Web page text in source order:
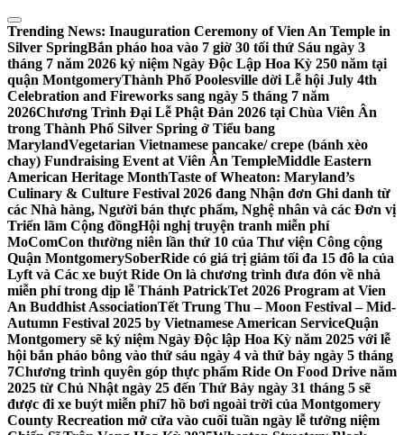
Skip
to
content
Trending News: Inauguration Ceremony of Vien An Temple in
Silver SpringBắn pháo hoa vào 7 giờ 30 tối thứ Sáu ngày 3
tháng 7 năm 2026 kỷ niệm Ngày Độc Lập Hoa Kỳ 250 năm tại
quận MontgomeryThành Phố Poolesville dời Lễ hội July 4th
Celebration and Fireworks sang ngày 5 tháng 7 năm
2026Chương Trình Đại Lễ Phật Đản 2026 tại Chùa Viên Ân
trong Thành Phố Silver Spring ở Tiểu bang
MarylandVegetarian Vietnamese pancake/ crepe (bánh xèo
chay) Fundraising Event at Viên Ân TempleMiddle Eastern
American Heritage MonthTaste of Wheaton: Maryland’s
Culinary & Culture Festival 2026 đang Nhận đơn Ghi danh từ
các Nhà hàng, Người bán thực phẩm, Nghệ nhân và các Đơn vị
Triển lãm Cộng đồngHội nghị truyện tranh miễn phí
MoComCon thường niên lần thứ 10 của Thư viện Công cộng
Quận MontgomerySoberRide có giá trị giảm tối đa 15 đô la của
Lyft và Các xe buýt Ride On là chương trình đưa đón về nhà
miễn phí trong dịp lễ Thánh PatrickTet 2026 Program at Vien
An Buddhist AssociationTết Trung Thu – Moon Festival – Mid-
Autumn Festival 2025 by Vietnamese American ServiceQuận
Montgomery sẽ kỷ niệm Ngày Độc lập Hoa Kỳ năm 2025 với lễ
hội bắn pháo bông vào thứ sáu ngày 4 và thứ bảy ngày 5 tháng
7Chương trình quyên góp thực phẩm Ride On Food Drive năm
2025 từ Chủ Nhật ngày 25 đến Thứ Bảy ngày 31 tháng 5 sẽ
được đi xe buýt miễn phí7 hồ bơi ngoài trời của Montgomery
County Recreation mở cửa vào cuối tuần ngày lễ tưởng niệm